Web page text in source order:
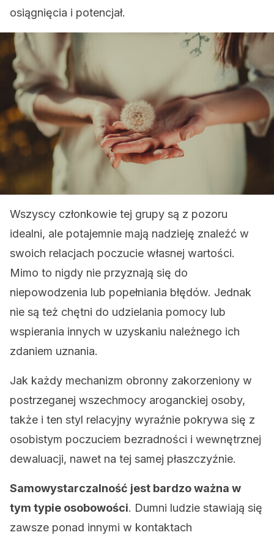
osiągnięcia i potencjał.
Wszyscy członkowie tej grupy są z pozoru
idealni, ale potajemnie mają nadzieję znaleźć w
swoich relacjach poczucie własnej wartości.
Mimo to nigdy nie przyznają się do
niepowodzenia lub popełniania błędów. Jednak
nie są też chętni do udzielania pomocy lub
wspierania innych w uzyskaniu należnego ich
zdaniem uznania.
Jak każdy mechanizm obronny zakorzeniony w
postrzeganej wszechmocy aroganckiej osoby,
także i ten styl relacyjny wyraźnie pokrywa się z
osobistym poczuciem bezradności i wewnętrznej
dewaluacji, nawet na tej samej płaszczyźnie.
Samowystarczalność jest bardzo ważna w
tym typie osobowości. Dumni ludzie stawiają się
zawsze ponad innymi w kontaktach